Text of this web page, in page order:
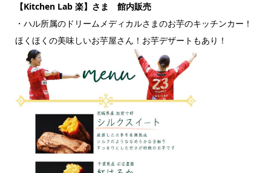
【Kitchen Lab 楽】さま 館内販売
・ハル所属のドリームメディカルさまのお芋のキッチンカー！
ほくほくの美味しいお芋屋さん！お芋デザートもあり！